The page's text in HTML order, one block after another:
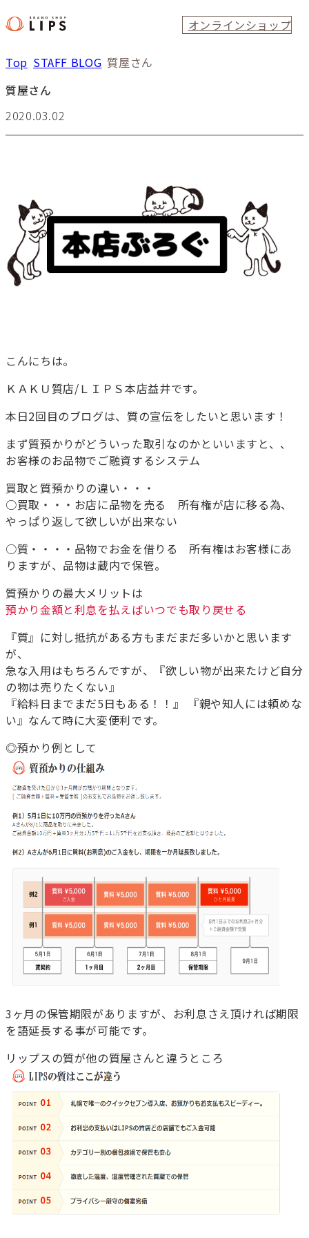
オンラインショップ
Top STAFF BLOG 質屋さん
質屋さん
2020.03.02
こんにちは。
ＫＡＫＵ質店/ＬＩＰＳ本店益井です。
本日2回目のブログは、質の宣伝をしたいと思います！
まず質預かりがどういった取引なのかといいますと、、
お客様のお品物でご融資するシステム
買取と質預かりの違い・・・
○買取・・・お店に品物を売る 所有権が店に移る為、
やっぱり返して欲しいが出来ない
○質・・・・品物でお金を借りる 所有権はお客様にあ
りますが、品物は蔵内で保管。
質預かりの最大メリットは
預かり金額と利息を払えばいつでも取り戻せる
『質』に対し抵抗がある方もまだまだ多いかと思います
が、
急な入用はもちろんですが、『欲しい物が出来たけど自分
の物は売りたくない』
『給料日までまだ5日もある！！』 『親や知人には頼めな
い』なんて時に大変便利です。
◎預かり例として
3ヶ月の保管期限がありますが、お利息さえ頂ければ期限
を語延長する事が可能です。
リップスの質が他の質屋さんと違うところ